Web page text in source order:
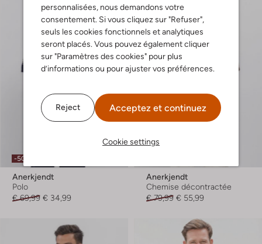
personnalisées, nous demandons votre
consentement. Si vous cliquez sur "Refuser",
seuls les cookies fonctionnels et analytiques
seront placés. Vous pouvez également cliquer
sur "Paramètres des cookies" pour plus
d’informations ou pour ajuster vos préférences.
Reject Acceptez et continuez
Cookie settings
-50%
Anerkjendt
Polo
€ 69,99 € 34,99
Anerkjendt
Chemise décontractée
€ 79,99 € 55,99